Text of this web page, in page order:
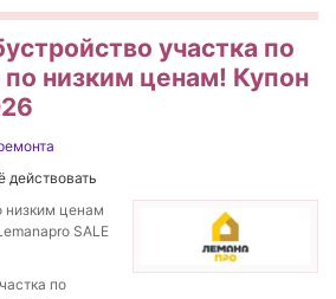
участка по
низким ценам! Купон
действовать
низким ценам
SALE
по